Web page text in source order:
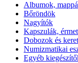
Albumok,
Bőröndök
Nagyítók
Kapszulák,
Dobozok és
Numizmatikai
Egyéb